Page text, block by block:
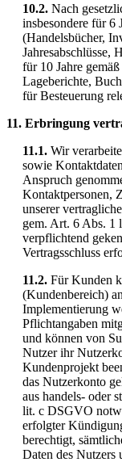
10.2. Nach
insbesondere für 6
(Handelsbücher,
Jahresabschlüsse,
für 10 Jahre
Lageberichte,
für Besteuerung
11. Erbringung
11.1. Wir
sowie
Anspruch
Kontaktpersonen,
unserer
gem. Art. 6 Abs.
verpflichtend
Vertragsschluss
11.2. Für Kunden
(Kundenbereich)
Implementierung
Pflichtangaben
und können von
Nutzer ihr
Kundenprojekt
das Nutzerkonto
aus handels- oder
lit. c DSGVO
erfolgter
berechtigt,
Daten des Nutzers